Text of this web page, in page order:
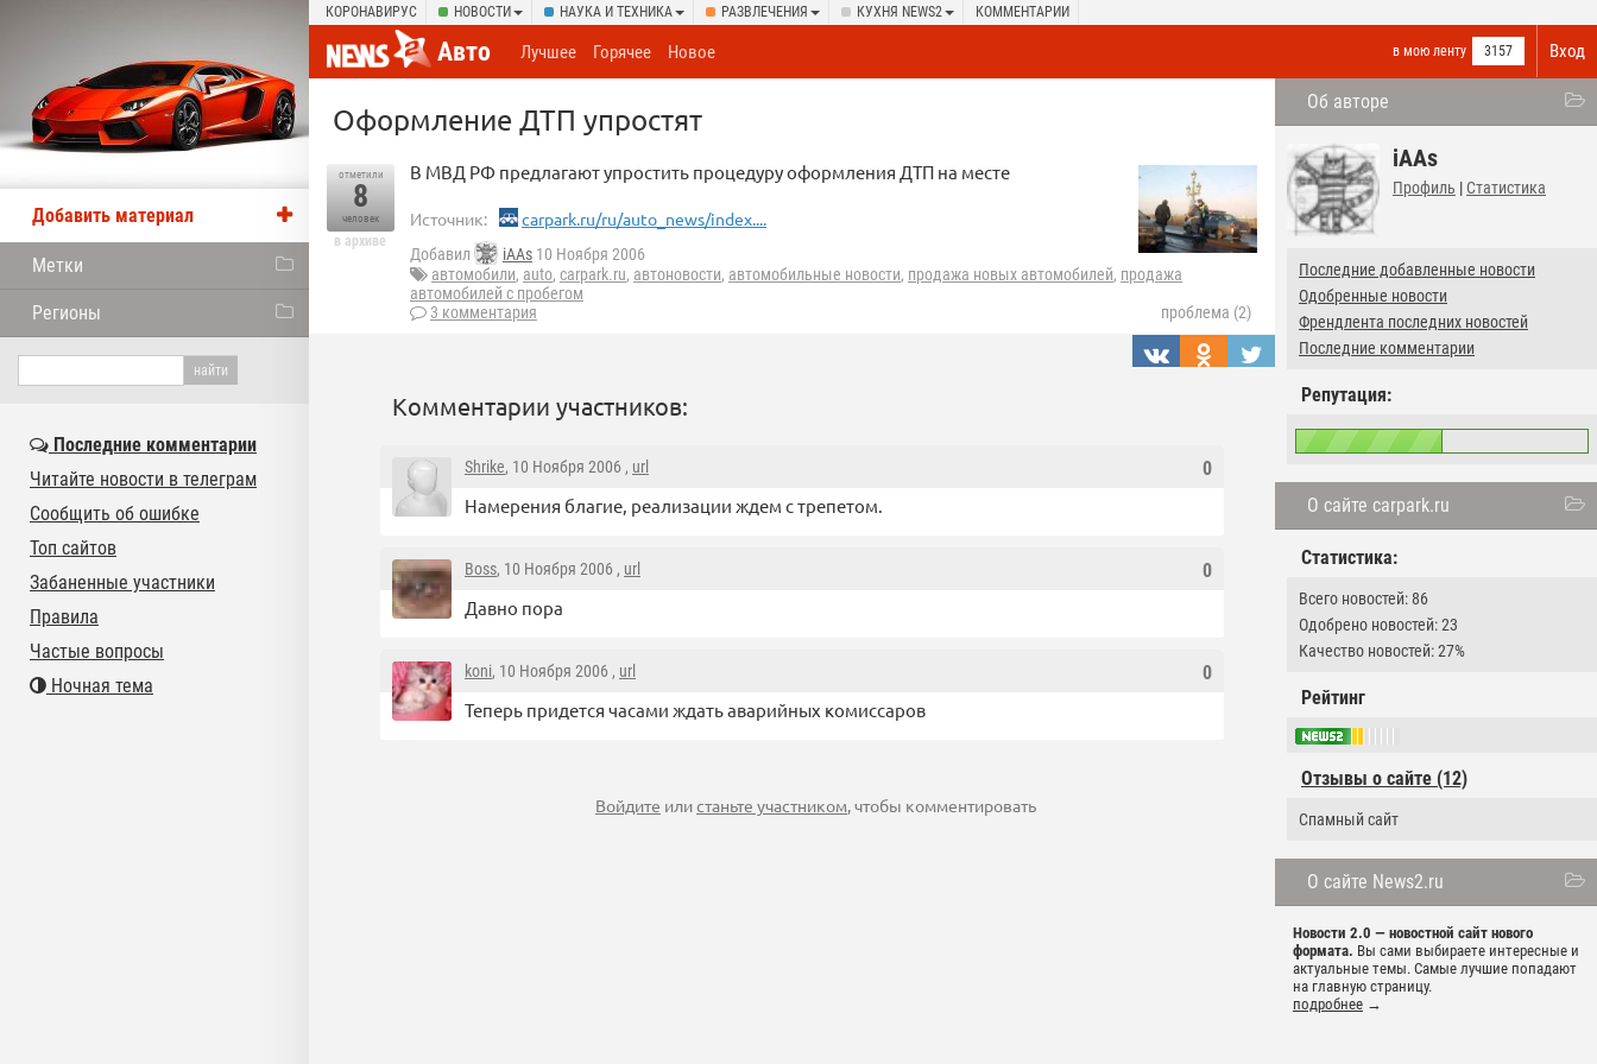
КОРОНАВИРУС НОВОСТИ НАУКА И ТЕХНИКА РАЗВЛЕЧЕНИЯ КУХНЯ NEWS2 КОММЕНТАРИИ
Вход
Авто в мою ленту 3157
Лучшее Горячее Новое
Об авторе
iAAs
Профиль | Статистика
Последние добавленные новости
Одобренные новости
Френдлента последних новостей
Последние комментарии
Репутация:
О сайте carpark.ru
Статистика:
Всего новостей: 86
Одобрено новостей: 23
Качество новостей: 27%
Рейтинг
Отзывы о сайте (12)
Спамный сайт
О сайте News2.ru
Новости 2.0 — новостной сайт нового
формата. Вы сами выбираете интересные и
актуальные темы. Самые лучшие попадают
на главную страницу.
подробнее →
Оформление ДТП упростят
отметили
8
человек
в архиве
В МВД РФ предлагают упростить процедуру оформления ДТП на месте
Источник: carpark.ru/ru/auto_news/index....
Добавил iAAs 10 Ноября 2006
автомобили, auto, carpark.ru, автоновости, автомобильные новости, продажа новых автомобилей, продажа
автомобилей с пробегом
3 комментария
проблема (2)
Комментарии участников:
0
Shrike, 10 Ноября 2006 , url
Намерения благие, реализации ждем с трепетом.
0
Boss, 10 Ноября 2006 , url
Давно пора
0
koni, 10 Ноября 2006 , url
Теперь придется часами ждать аварийных комиссаров
Войдите илистаньте участником, чтобы комментировать
Добавить материал
Метки
Регионы
Последние комментарии
Читайте новости в телеграм
Сообщить об ошибке
Топ сайтов
Забаненные участники
Правила
Частые вопросы
Ночная тема